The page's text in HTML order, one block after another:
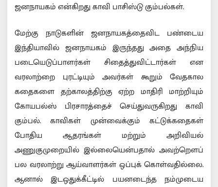
ஜனநாயகம் என்கிறது காவி பாசிஸ்டு கும்பல்கள்.
மேற்கு நாடுகளின் ஜனநாயகத்தைவிட பண்டைய
இந்தியாவில் ஜனநாயகம் இருந்தது அதை அந்நிய
படையெடுப்பாளர்கள் சிதைத்துவிட்டார்கள் என
வரலாற்றை புரட்டியும் அவர்கள் கூறும் வேதகால
கதைகளை தற்காலத்திற்கு ஏற்ற மாதிரி மாற்றியும்
கோயபல்ஸ் பிரசாரத்தைச் செய்துவருகிறது காவி
கும்பல். காவிகள் முன்வைக்கும் கட்டுக்கதைகள்
போதிய ஆதரங்கள் மற்றும் அறிவியல்
அணுகுமுறையில் இல்லையென்பதால் அவற்றௌப்
பல வரலாற்று ஆய்வாளர்கள் ஒப்புக் கொள்வதில்லை.
ஆனால் இடஒதுக்கீட்டில் பயனடைந்த நம்முடைய